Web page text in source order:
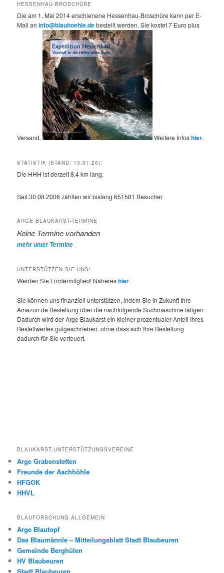
HESSENHAU-BROSCHÜRE
Die am 1. Mai 2014 erschienene Hessenhau-Broschüre kann per E-
Mail aninfo@blauhoehle.debestellt werden. Sie kostet 7 Euro plus
Versand. Weitere Infoshier.
STATISTIK (STAND: 10.01.20):
Die HHH ist derzeit 8,4 km lang.
Seit 30.08.2006 zählten wir bislang651581 Besucher
ARGE BLAUKARST-TERMINE
Keine Termine vorhanden
mehr unter Termine
UNTERSTÜTZEN SIE UNS!
Werden Sie Fördermitglied! Nähereshier.
Sie können uns finanziell unterstützen, indem Sie in Zukunft Ihre
Amazon.de Bestellung über die nachfolgende Suchmaschine tätigen.
Dadurch wird der Arge Blaukarst ein kleiner prozentualer Anteil Ihres
Bestellwertes gutgeschrieben, ohne dass sich Ihre Bestellung
dadurch für Sie verteuert.
BLAUKARST-UNTERSTÜTZUNGSVEREINE
Arge Grabenstetten
Freunde der Aachhöhle
HFGOK
HHVL
BLAUFORSCHUNG ALLGEMEIN
Arge Blautopf
Das Blaumännle – Mitteilungsblatt Stadt Blaubeuren
Gemeinde Berghülen
HV Blaubeuren